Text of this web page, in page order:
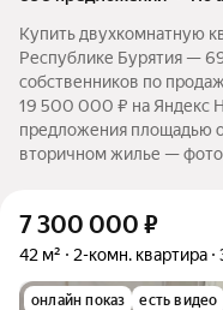
Купить двухкомнатную
Республике Бурятия —
собственников по
19 500 000 ₽ на Яндекс
предложения площадью
вторичном жилье —
7 300 000 ₽
42 м² 2-комн. квартира
онлайн показ есть видео